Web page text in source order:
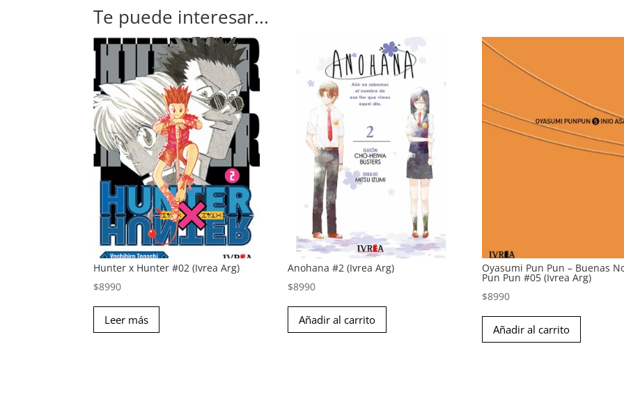
Te puede interesar...
Hunter x Hunter #02 (Ivrea Arg)
$8990
Leer más
Anohana #2 (Ivrea Arg)
$8990
Añadir al carrito
Oyasumi Pun Pun – Buenas
Pun Pun #05 (Ivrea Arg)
$8990
Añadir al carrito